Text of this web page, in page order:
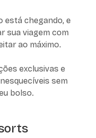
está chegando, e
sua viagem com
ao máximo.
exclusivas e
sem
bolso.